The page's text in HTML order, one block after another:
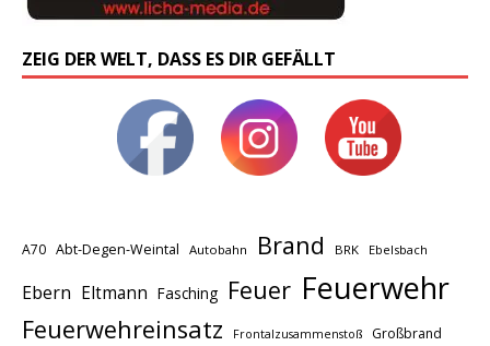
ZEIG DER WELT, DASS ES DIR GEFÄLLT
A70 Abt-Degen-Weintal Autobahn Brand BRK Ebelsbach
Ebern Eltmann Fasching Feuer Feuerwehr
Feuerwehreinsatz Frontalzusammenstoß Großbrand